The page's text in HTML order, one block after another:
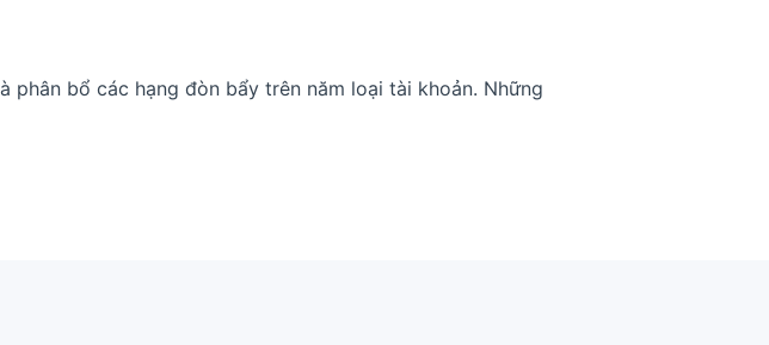
phân bổ các hạng đòn bẩy trên năm loại tài khoản. Những